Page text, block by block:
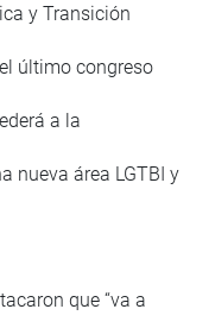
y Transición
último congreso
a la
nueva área LGTBI y
que “va a